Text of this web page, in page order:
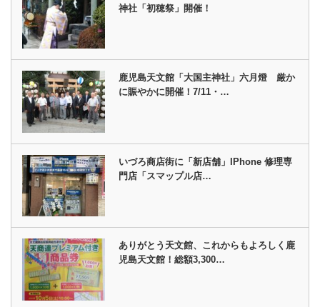
神社「初穂祭」開催！
鹿児島天文館「大国主神社」六月燈 厳か
に賑やかに開催！7/11・…
いづろ商店街に「新店舗」IPhone 修理専
門店「スマップル店…
ありがとう天文館、これからもよろしく鹿
児島天文館！総額3,300…